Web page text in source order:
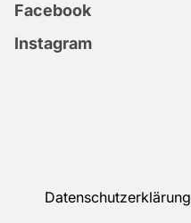
Facebook
Instagram
Datenschutzerklärung